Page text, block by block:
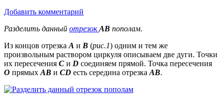
Добавить комментарий
Разделить данный отрезокАВ пополам.
Из концов отрезка А и В (рис.1) одним и тем же
произвольным раствором циркуля описываем две дуги. Точки
их пересечения С и D соединяем прямой. Точка пересечения
О прямых АВ и CD есть середина отрезка АВ.